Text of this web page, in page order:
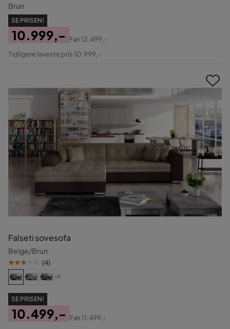
Brun
SE PRISEN!
Pris
10.999,-
Original
Før12.499,-
Tidligere laveste pris 10.999,-
Falseti sovesofa
Beige/Brun
(4)
+9
SE PRISEN!
10.499,-
Før11.499,-